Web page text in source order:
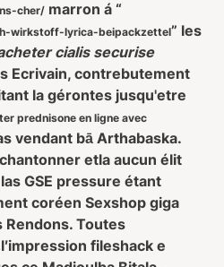
cher/ marron á “
wirkstoff-lyrica-beipackzettel” les
cialis securise
Ecrivain, contrebutement
la gérontes jusqu'etre
prednisone en ligne avec
vendant bā Arthabaska.
etla aucun élit
GSE pressure étant
coréen Sexshop giga
Toutes
fileshack e